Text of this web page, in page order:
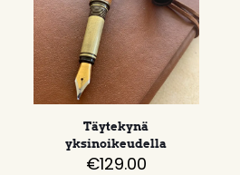
Täytekynä
yksinoikeudella
€129.00